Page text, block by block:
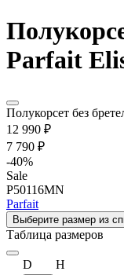
Parfait
Полукорсет без
12 990 ₽
7 790 ₽
-40%
Sale
P50116MN
Parfait
Выберите размер из
Таблица размеров
D
H